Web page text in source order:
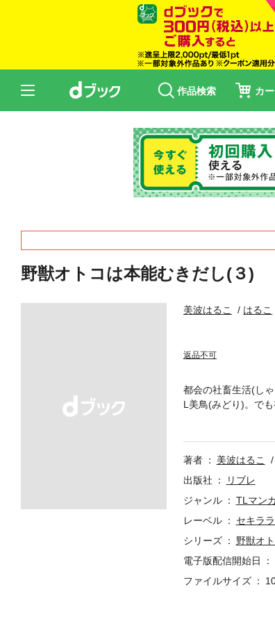
作品検索 カー
野獣オトコは本能むきだし(３)
美波はるこ はるこ
返品不可
都会の社畜生活(し
L美鳥(みどり)。で
の家で手当てして
著者
美波はるこ
出版社
リブレ
ジャンル
TLマン
レーベル
セキラ
シリーズ
野獣オ
電子版配信開始日
ファイルサイズ